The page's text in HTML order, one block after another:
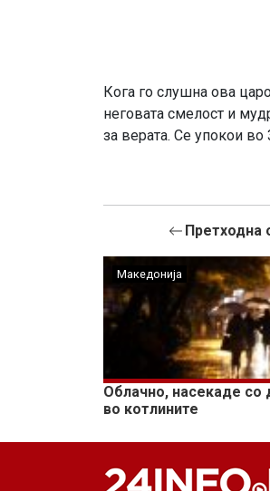
Кога го слушна ова
неговата смелост и
за верата. Се упокои
Претходна
Македонија
Облачно, насекаде
во котлините